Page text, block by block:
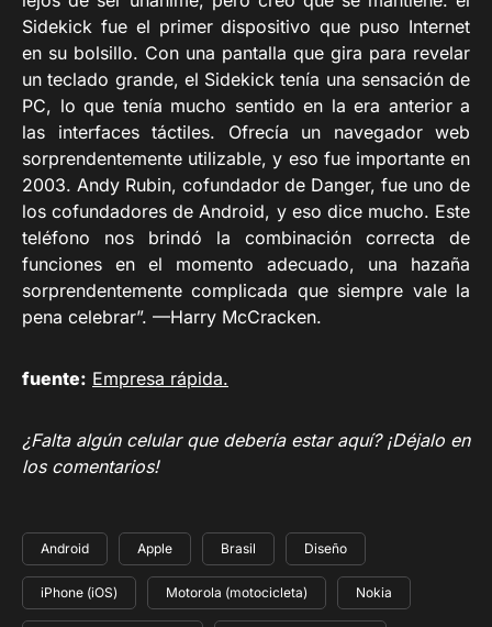
Sidekick fue el primer dispositivo que puso Internet
en su bolsillo. Con una pantalla que gira para revelar
un teclado grande, el Sidekick tenía una sensación de
PC, lo que tenía mucho sentido en la era anterior a
las interfaces táctiles. Ofrecía un navegador web
sorprendentemente utilizable, y eso fue importante en
2003. Andy Rubin, cofundador de Danger, fue uno de
los cofundadores de Android, y eso dice mucho. Este
teléfono nos brindó la combinación correcta de
funciones en el momento adecuado, una hazaña
sorprendentemente complicada que siempre vale la
pena celebrar”. —Harry McCracken.
fuente: Empresa rápida.
¿Falta algún celular que debería estar aquí? ¡Déjalo en
los comentarios!
Android Apple Brasil Diseño
iPhone (iOS) Motorola (motocicleta) Nokia